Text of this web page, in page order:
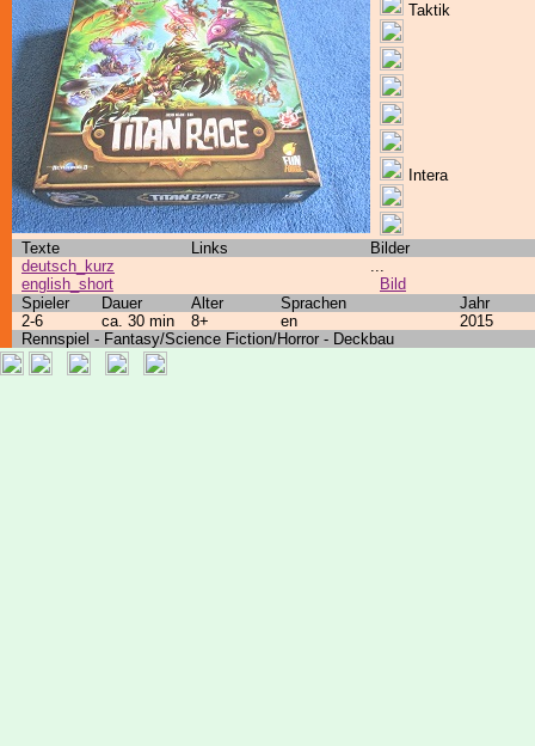
Taktik
Intera
Texte Links
Bilder
deutsch_kurz
english_short
...
Bild
Spieler
Dauer Alter Sprachen
Jahr
2-6
ca. 30 min 8+ en
2015
Rennspiel - Fantasy/Science Fiction/Horror - Deckbau